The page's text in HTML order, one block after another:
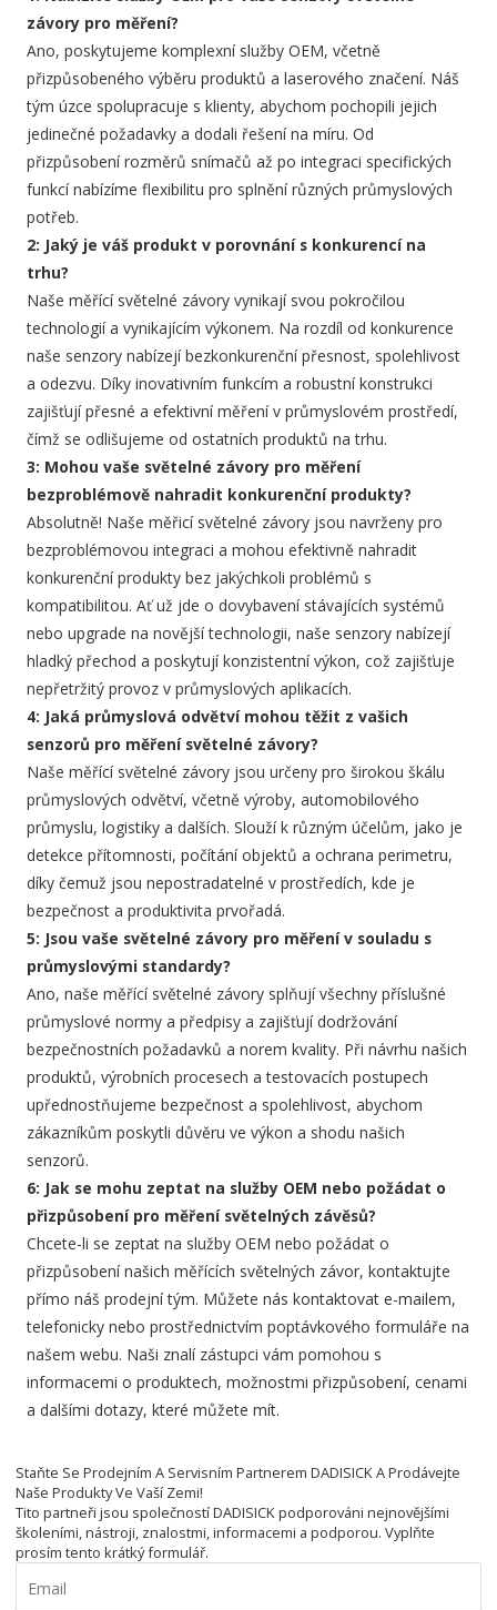
závory pro měření?
Ano, poskytujeme komplexní služby OEM, včetně
přizpůsobeného výběru produktů a laserového značení. Náš
tým úzce spolupracuje s klienty, abychom pochopili jejich
jedinečné požadavky a dodali řešení na míru. Od
přizpůsobení rozměrů snímačů až po integraci specifických
funkcí nabízíme flexibilitu pro splnění různých průmyslových
potřeb.
2: Jaký je váš produkt v porovnání s konkurencí na
trhu?
Naše měřící světelné závory vynikají svou pokročilou
technologií a vynikajícím výkonem. Na rozdíl od konkurence
naše senzory nabízejí bezkonkurenční přesnost, spolehlivost
a odezvu. Díky inovativním funkcím a robustní konstrukci
zajišťují přesné a efektivní měření v průmyslovém prostředí,
čímž se odlišujeme od ostatních produktů na trhu.
3: Mohou vaše světelné závory pro měření
bezproblémově nahradit konkurenční produkty?
Absolutně! Naše měřicí světelné závory jsou navrženy pro
bezproblémovou integraci a mohou efektivně nahradit
konkurenční produkty bez jakýchkoli problémů s
kompatibilitou. Ať už jde o dovybavení stávajících systémů
nebo upgrade na novější technologii, naše senzory nabízejí
hladký přechod a poskytují konzistentní výkon, což zajišťuje
nepřetržitý provoz v průmyslových aplikacích.
4: Jaká průmyslová odvětví mohou těžit z vašich
senzorů pro měření světelné závory?
Naše měřící světelné závory jsou určeny pro širokou škálu
průmyslových odvětví, včetně výroby, automobilového
průmyslu, logistiky a dalších. Slouží k různým účelům, jako je
detekce přítomnosti, počítání objektů a ochrana perimetru,
díky čemuž jsou nepostradatelné v prostředích, kde je
bezpečnost a produktivita prvořadá.
5: Jsou vaše světelné závory pro měření v souladu s
průmyslovými standardy?
Ano, naše měřící světelné závory splňují všechny příslušné
průmyslové normy a předpisy a zajišťují dodržování
bezpečnostních požadavků a norem kvality. Při návrhu našich
produktů, výrobních procesech a testovacích postupech
upřednostňujeme bezpečnost a spolehlivost, abychom
zákazníkům poskytli důvěru ve výkon a shodu našich
senzorů.
6: Jak se mohu zeptat na služby OEM nebo požádat o
přizpůsobení pro měření světelných závěsů?
Chcete-li se zeptat na služby OEM nebo požádat o
přizpůsobení našich měřících světelných závor, kontaktujte
přímo náš prodejní tým. Můžete nás kontaktovat e-mailem,
telefonicky nebo prostřednictvím poptávkového formuláře na
našem webu. Naši znalí zástupci vám pomohou s
informacemi o produktech, možnostmi přizpůsobení, cenami
a dalšími dotazy, které můžete mít.
Staňte Se Prodejním A Servisním Partnerem DADISICK A Prodávejte
Naše Produkty Ve Vaší Zemi!
Tito partneři jsou společností DADISICK podporováni nejnovějšími
školeními, nástroji, znalostmi, informacemi a podporou. Vyplňte
prosím tento krátký formulář.